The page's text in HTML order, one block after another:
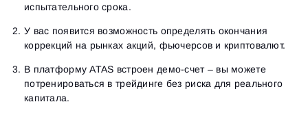
испытательного срока.
У вас появится возможность определять окончания
коррекций на рынках акций, фьючерсов и криптовалют.
В платформу ATAS встроен демо-счет – вы можете
потренироваться в трейдинге без риска для реального
капитала.